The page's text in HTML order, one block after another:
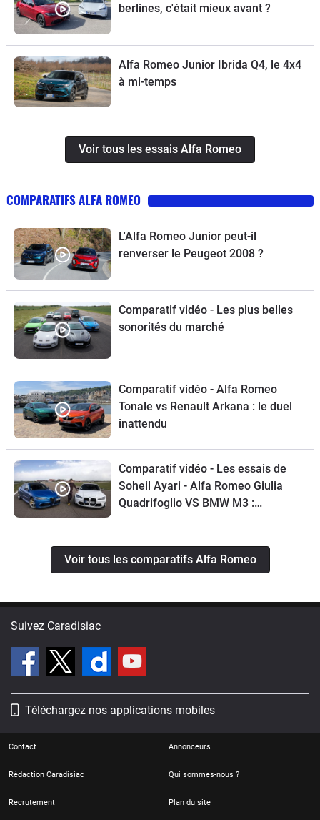
berlines, c'était mieux avant ?
Alfa Romeo Junior Ibrida Q4, le 4x4
à mi-temps
Voir tous les essais Alfa Romeo
COMPARATIFS ALFA ROMEO
L'Alfa Romeo Junior peut-il
renverser le Peugeot 2008 ?
Comparatif vidéo - Les plus belles
sonorités du marché
Comparatif vidéo - Alfa Romeo
Tonale vs Renault Arkana : le duel
inattendu
Comparatif vidéo - Les essais de
Soheil Ayari - Alfa Romeo Giulia
Quadrifoglio VS BMW M3 :
Voir tous les comparatifs Alfa Romeo
Suivez Caradisiac
Téléchargez nos applications mobiles
Contact Annonceurs
Rédaction Caradisiac Qui sommes-nous ?
Recrutement Plan du site